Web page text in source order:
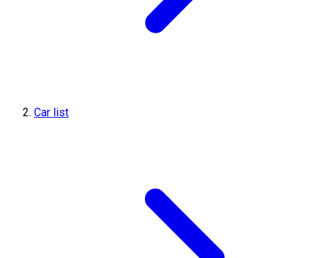
Car list